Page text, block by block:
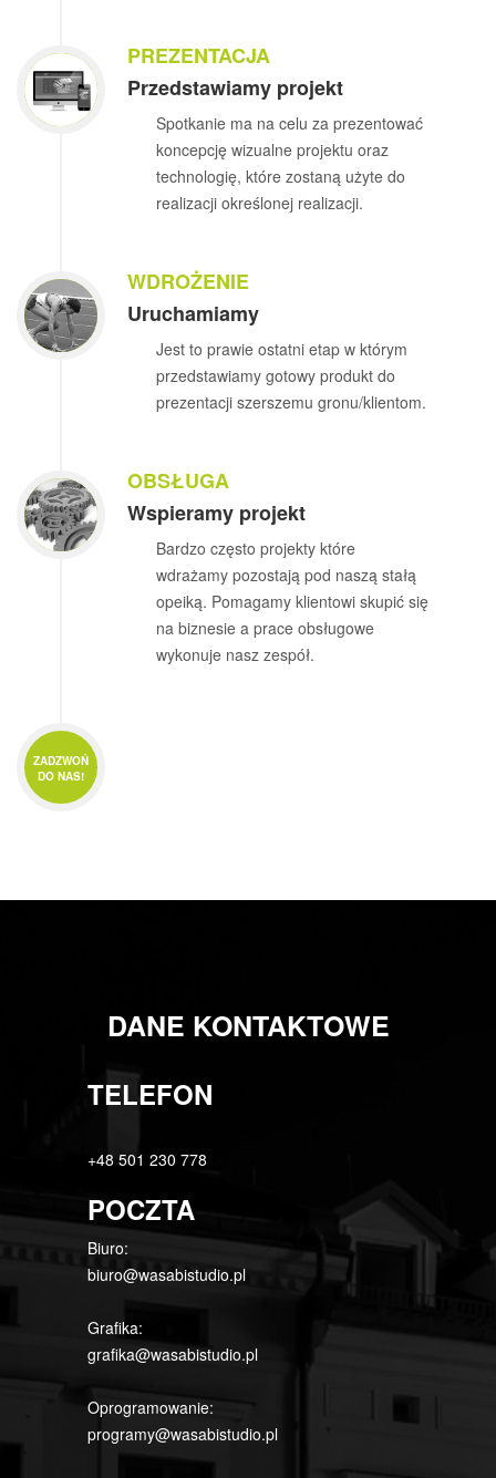
PREZENTACJA
Przedstawiamy projekt
Spotkanie ma na celu za prezentować
koncepcję wizualne projektu oraz
technologię, które zostaną użyte do
realizacji określonej realizacji.
WDROŻENIE
Uruchamiamy
Jest to prawie ostatni etap w którym
przedstawiamy gotowy produkt do
prezentacji szerszemu gronu/klientom.
OBSŁUGA
Wspieramy projekt
Bardzo często projekty które
wdrażamy pozostają pod naszą stałą
opeiką. Pomagamy klientowi skupić się
na biznesie a prace obsługowe
wykonuje nasz zespół.
ZADZWOŃ
DO NAS!
DANE KONTAKTOWE
TELEFON
+48 501 230 778
POCZTA
Biuro:
biuro@wasabistudio.pl
Grafika:
grafika@wasabistudio.pl
Oprogramowanie:
programy@wasabistudio.pl